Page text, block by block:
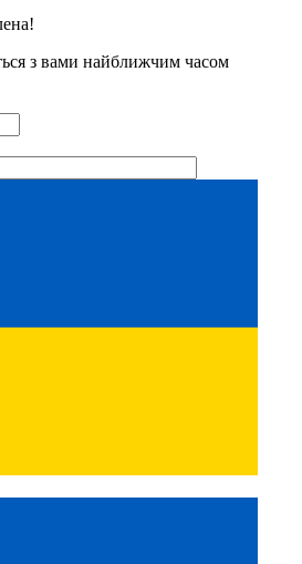
з вами найближчим часом